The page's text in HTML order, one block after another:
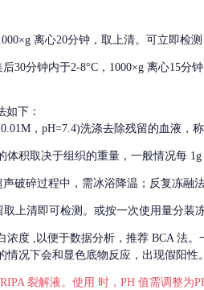
离心20分钟，取上清。可立即检
30分钟内于2-8°C，1000×g 离心15
下：
，pH=7.4)洗涤去除残留的血液，称
体积取决于组织的重量，一般情况每
声破碎过程中，需冰浴降温；反复冻融法
上清即可检测。或按一次使用量分装冻
浓度 ,以便于数据分析，推荐 BCA 法
况下会和显色底物反应，出现假阳性
裂解液。使用 时，PH 值需调整